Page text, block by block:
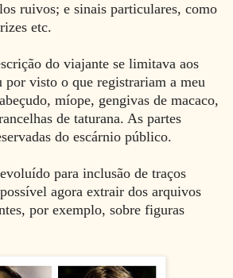
ruivos; e sinais particulares, como
etc.
do viajante se limitava aos
por visto o que registrariam a meu
míope, gengivas de macaco,
de taturana. As partes
do escárnio público.
para inclusão de traços
agora extrair dos arquivos
por exemplo, sobre figuras